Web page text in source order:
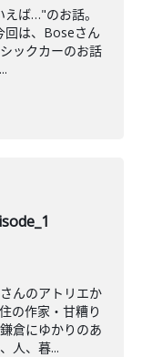
ば…"のお話。
回は、Boseさん
ックカーのお話
んのアトリエか
の作家・甘糟り
倉にゆかりのあ
人、暮...